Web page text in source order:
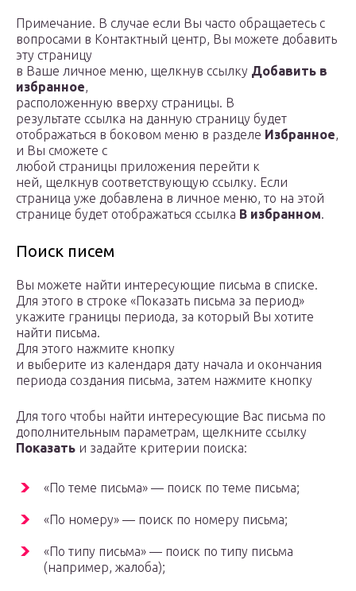
Примечание. В случае если Вы часто обращаетесь с
вопросами в Контактный центр, Вы можете добавить
эту страницу
в Ваше личное меню, щелкнув ссылку Добавить в
избранное,
расположенную вверху страницы. В
результате ссылка на данную страницу будет
отображаться в боковом меню в разделе Избранное,
и Вы сможете с
любой страницы приложения перейти к
ней, щелкнув соответствующую ссылку. Если
страница уже добавлена в личное меню, то на этой
странице будет отображаться ссылка В избранном.
Поиск писем
Вы можете найти интересующие письма в списке.
Для этого в строке «Показать письма за период»
укажите границы периода, за который Вы хотите
найти письма.
Для этого нажмите кнопку
и выберите из календаря дату начала и окончания
периода создания письма, затем нажмите кнопку
Для того чтобы найти интересующие Вас письма по
дополнительным параметрам, щелкните ссылку
Показать и задайте критерии поиска:
«По теме письма» — поиск по теме письма;
«По номеру» — поиск по номеру письма;
«По типу письма» — поиск по типу письма
(например, жалоба);